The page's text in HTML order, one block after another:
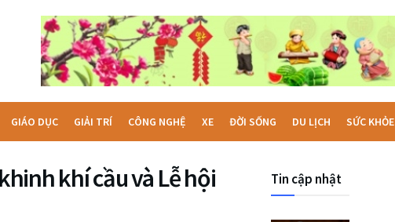
GIÁO DỤC GIẢI TRÍ CÔNG NGHỆ XE ĐỜI SỐNG DU LỊCH SỨC KHỎE
khí cầu và Lễ hội
Tin cập nhật